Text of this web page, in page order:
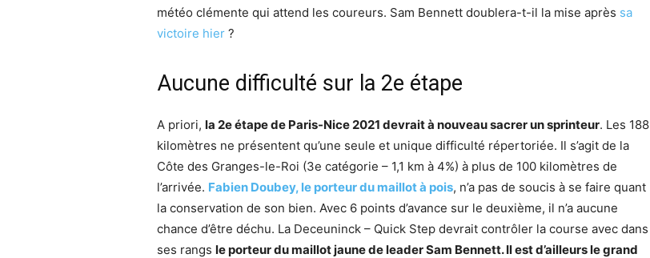
météo clémente qui attend les coureurs. Sam Bennett doublera-t-il la mise après sa
victoire hier ?
Aucune difficulté sur la 2e étape
A priori, la 2e étape de Paris-Nice 2021 devrait à nouveau sacrer un sprinteur. Les 188
kilomètres ne présentent qu’une seule et unique difficulté répertoriée. Il s’agit de la
Côte des Granges-le-Roi (3e catégorie – 1,1 km à 4%) à plus de 100 kilomètres de
l’arrivée. Fabien Doubey, le porteur du maillot à pois, n’a pas de soucis à se faire quant
la conservation de son bien. Avec 6 points d’avance sur le deuxième, il n’a aucune
chance d’être déchu. La Deceuninck – Quick Step devrait contrôler la course avec dans
ses rangs le porteur du maillot jaune de leader Sam Bennett. Il est d’ailleurs le grand